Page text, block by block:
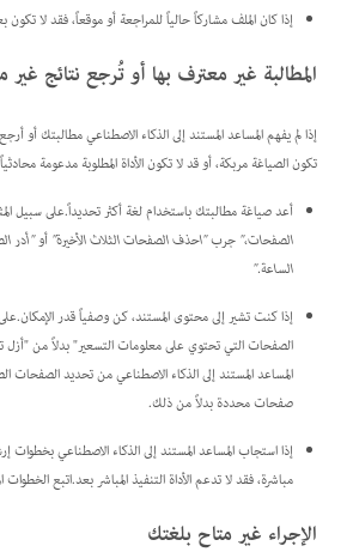
إذا كان الملف مشاركاً حالياً للمراجعة أو موقعاً، فقد لا
المطالبة غير معترف بها أو تُرجع نتائج غير
إذا لم يفهم المساعد المستند إلى الذكاء الاصطناعي مطالبتك أو
تكون الصياغة مربكة، أو قد لا تكون الأداة المطلوبة مدعومة
أعد صياغة مطالبتك باستخدام لغة أكثر تحديداً.على سبيل
الصفحات،"جرب"احذف الصفحات الثلاث الأخيرة"أو
الساعة."
إذا كنت تشير إلى محتوى المستند، كن وصفياً قدر
الصفحات التي تحتوي على معلومات التسعير" بدلاً من "أزل
المساعد المستند إلى الذكاء الاصطناعي من تحديد الصفحات
صفحات محددة بدلاً من ذلك.
إذا استجاب المساعد المستند إلى الذكاء الاصطناعي بخطوات
مباشرة، فقد لا تدعم الأداة التنفيذ المباشر بعد.اتبع الخطوات
الإجراء غير متاح بلغتك